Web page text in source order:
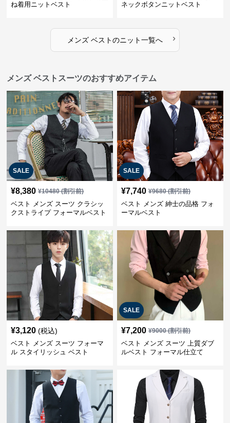
ね着用ニットベスト
ネックボタンニットベスト
メンズ ベストのニット一覧へ ›
メンズ ベストスーツのおすすめアイテム
SALE
¥8,380 ¥10480(割引前)
ベスト メンズ スーツ クラシッ
クストライプ フォーマルベスト
SALE
¥7,740 ¥9680(割引前)
ベスト メンズ 紳士の品格 フォ
ーマルベスト
¥3,120 (税込)
ベスト メンズ スーツ フォーマ
ル スタイリッシュ ベスト
SALE
¥7,200 ¥9000(割引前)
ベスト メンズ スーツ 上質ダブ
ルベスト フォーマル仕立て